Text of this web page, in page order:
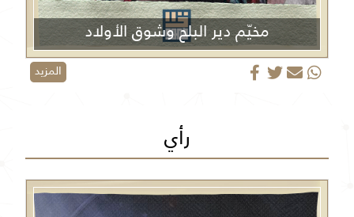
مخيّم دير البلح وشوق الأولاد
المزيد
رأي